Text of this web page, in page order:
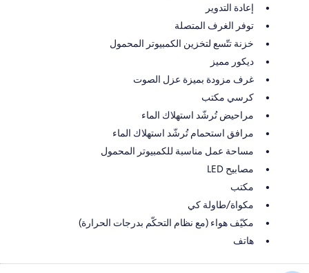
إعادة التدوير
توفر الغرف المتصلة
خزنة تتّسع لتخزين الكمبيوتر المحمول
ديكور مميز
غرف مزودة بميزة عزل الصوت
كرسي مكتب
مراحيض تُرشّد استهلاك الماء
مرافق استحمام تُرشّد استهلاك الماء
مساحة عمل مناسبة للكمبيوتر المحمول
مصابيح LED
مكتب
مكواة/طاولة كي
مكيّف هواء (مع نظام التحكّم بدرجات الحرارة)
هاتف